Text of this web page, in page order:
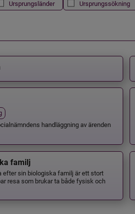
Ursprungsländer Ursprungssökning
handläggning av ärenden
familj
efter sin biologiska familj är ett stort
resa som brukar ta både fysisk och